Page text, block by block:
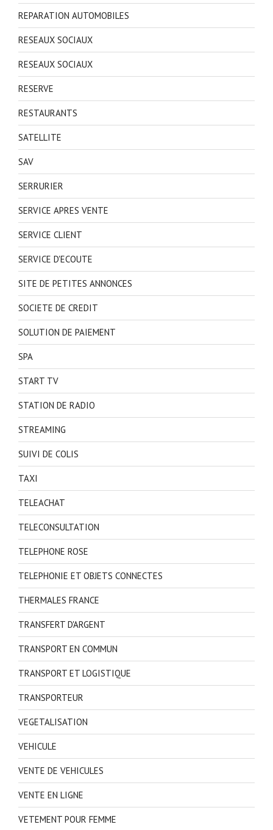
REPARATION AUTOMOBILES
RESEAUX SOCIAUX
RESEAUX SOCIAUX
RESERVE
RESTAURANTS
SATELLITE
SAV
SERRURIER
SERVICE APRES VENTE
SERVICE CLIENT
SERVICE D'ECOUTE
SITE DE PETITES ANNONCES
SOCIETE DE CREDIT
SOLUTION DE PAIEMENT
SPA
START TV
STATION DE RADIO
STREAMING
SUIVI DE COLIS
TAXI
TELEACHAT
TELECONSULTATION
TELEPHONE ROSE
TELEPHONIE ET OBJETS CONNECTES
THERMALES FRANCE
TRANSFERT D'ARGENT
TRANSPORT EN COMMUN
TRANSPORT ET LOGISTIQUE
TRANSPORTEUR
VEGETALISATION
VEHICULE
VENTE DE VEHICULES
VENTE EN LIGNE
VETEMENT POUR FEMME